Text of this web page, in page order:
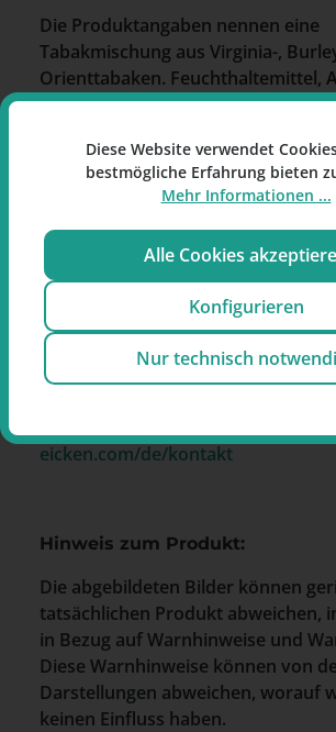
Die Produktangaben nennen eine
Tabakmischung aus Virginia-,
Orienttabaken. Feuchthaltemittel,
Aromen und Konservierungsstoffe
Hersteller
Johann Wilhelm von Eicken GmbH
Drechslerstr. 1–3
23556 Lübeck
Deutschland
eicken.com/de/kontakt
Hinweis zum Produkt:
Die abgebildeten Bilder können
tatsächlichen Produkt abweichen,
in Bezug auf Warnhinweise und
Diese Warnhinweise können von
Darstellungen abweichen, worauf
keinen Einfluss haben.
Diese Website verwendet
bestmögliche Erfahrung bieten
Mehr Informationen ...
Alle Cookies
Konfigurieren
Nur technisch